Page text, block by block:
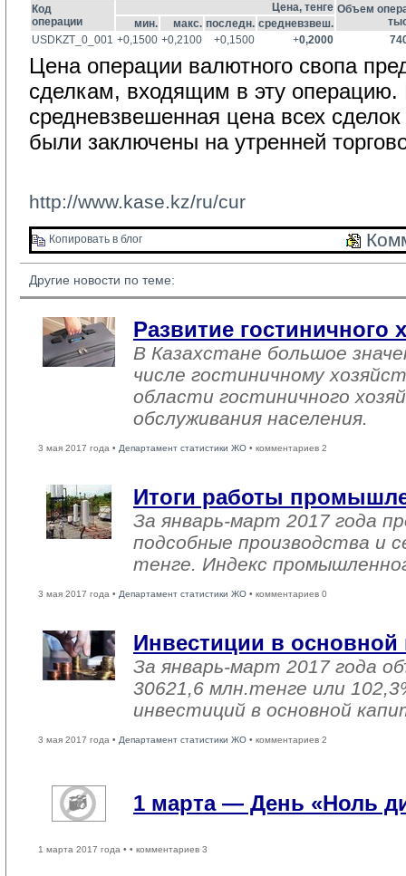
Код
операции
Цена, тенге Объем
мин. макс. последн. средневзвеш.
USDKZT_0_001 +0,1500 +0,2100 +0,1500 +0,2000
Цена операции валютного свопа
сделкам, входящим в эту операцию.
средневзвешенная цена всех
были заключены на утренней
http://www.kase.kz/ru/cur
Копировать в блог
Другие новости по теме:
Развитие гостиничного
В Казахстане большое
числе гостиничному
области гостиничного
обслуживания населения.
3 мая 2017 года • Департамент статистики ЖО • комментариев 2
Итоги работы
За январь-март 2017 года
подсобные производства и
тенге. Индекс
3 мая 2017 года • Департамент статистики ЖО • комментариев 0
Инвестиции в основной
За январь-март 2017 года
30621,6 млн.тенге или
инвестиций в основной
3 мая 2017 года • Департамент статистики ЖО • комментариев 2
1 марта — День «Ноль
1 марта 2017 года • • комментариев 3